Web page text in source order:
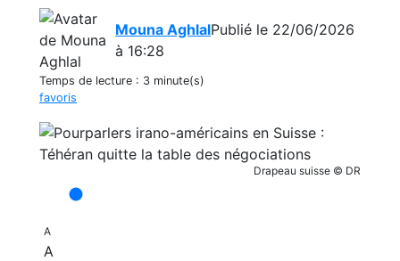
Mouna AghlalPublié le 22/06/2026
à 16:28
Temps de lecture : 3 minute(s)
favoris
Drapeau suisse © DR
A
A